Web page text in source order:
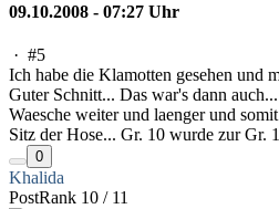
09.10.2008 - 07:27 Uhr
· #5
Ich habe die Klamotten gesehen und
Guter Schnitt... Das war's dann
Waesche weiter und laenger und
Sitz der Hose... Gr. 10 wurde zur Gr.
0
Khalida
PostRank 10 / 11